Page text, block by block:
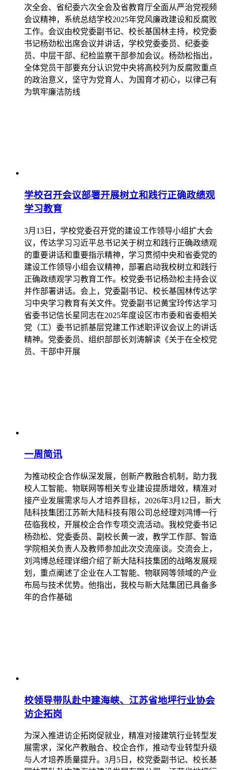
次全会、省纪委六次全会及省教育厅全面从严治党视频
会议精神，系统总结学校2025年党风廉政建设和反腐败
工作。会议由校党委副书记、校长基国林主持，校党委
书记杨劲松出席会议并讲话，学校党委委员、纪委委
员、中层干部、纪检监察干部参加会议。杨劲松指出，
全体党员干部要充分认识党中央将高校列为反腐败重点
的政治意义，坚守为党育人、为国育才初心，以律己有
为筑牢廉洁防线
学校召开会议部署开展树立和践行正确政绩观
学习教育
3月13日，学校党委召开党的建设工作领导小组扩大会
议，传达学习习近平总书记关于树立和践行正确政绩观
的重要讲话和重要指示精神，学习贯彻中央和省委党的
建设工作领导小组会议精神，部署启动我校树立和践行
正确政绩观学习教育工作。校党委书记杨劲松主持会议
并作部署讲话。会上，党委副书记、校长基国林传达学
习中央学习教育有关文件。党委副书记黄宝玲传达学习
省委书记信长星同志在2025年度设区市市委和省委相关
党（工）委书记抓基层党建工作述职评议会议上的讲话
精神。党委委员、组织部部长刘涛解读《关于在全校党
员、干部中开展
一周简讯
为推动校企合作纵深发展，创新产教融合机制，助力我
校人工智能、物联网等相关专业建设提质增效，精准对
接产业发展需求与人才培养目标，2026年3月12日，新大
陆科技集团江苏新大陆科技有限公司总经理刘鸿博一行
莅临我校，开展校企合作专项交流活动。我校党委书记
杨劲松、党委委员、副校长黄一波，教学工作部、智造
学院相关负责人及教师参加此次交流座谈。交流会上，
刘鸿博总经理详细介绍了新大陆科技集团的战略发展规
划，重点阐述了企业在人工智能、物联网等领域的产业
布局与技术优势。他指出，我校与新大陆集团已具备多
年的合作基础
校领导带队赴中建海峡、江苏省地坪行业协会
访企拓岗
为深入推进访企拓岗促就业，精准对接建筑行业转型发
展需求，深化产教融合、校企合作，推动专业转型升级
与人才培养质量提升。3月5日，校党委副书记、校长基